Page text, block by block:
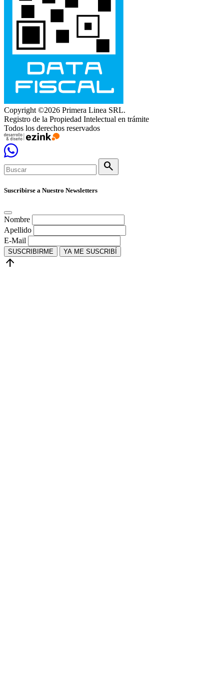
Copyright ©2026 Primera Linea SRL.
Registro de la Propiedad Intelectual en trámite
Todos los derechos reservados
search
Suscribirse a Nuestro Newsletters
Nombre
Apellido
E-Mail
SUSCRIBIRME YA ME SUSCRIBÍ
arrow_upward